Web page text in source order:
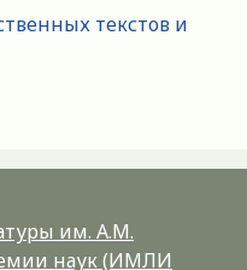
текстов и
им. А.М.
наук (ИМЛИ